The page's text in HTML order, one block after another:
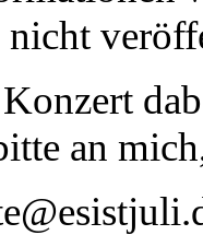
an